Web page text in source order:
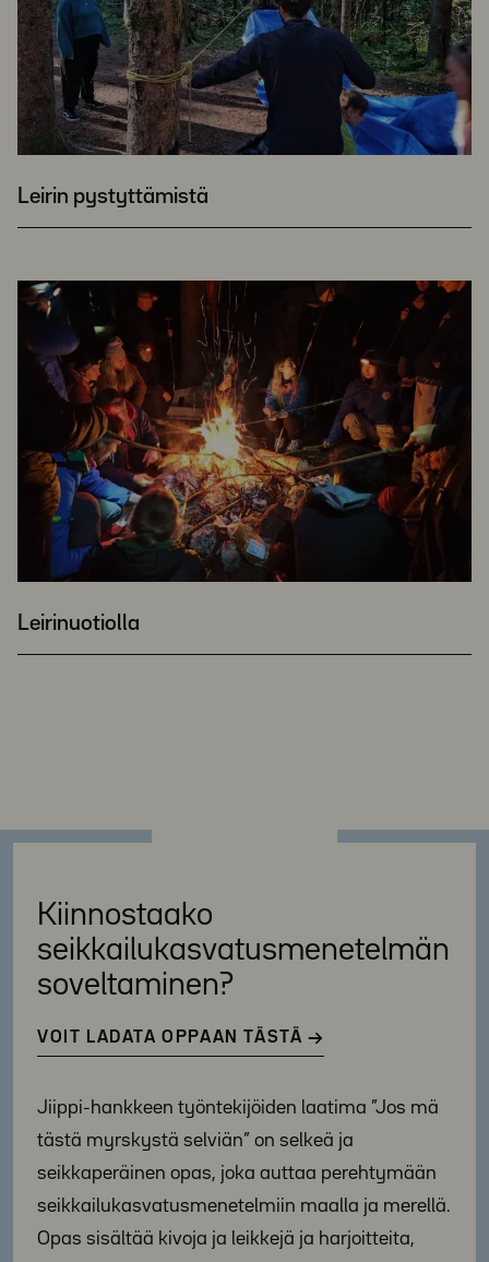
Leirin pystyttämistä
Leirinuotiolla
Kiinnostaako
seikkailukasvatus­menetelmän
soveltaminen?
VOIT LADATA OPPAAN TÄSTÄ
Jiippi-hankkeen työntekijöiden laatima ”Jos mä
tästä myrskystä selviän” on selkeä ja
seikkaperäinen opas, joka auttaa perehtymään
seikkailukasvatusmenetelmiin maalla ja merellä.
Opas sisältää kivoja ja leikkejä ja harjoitteita,